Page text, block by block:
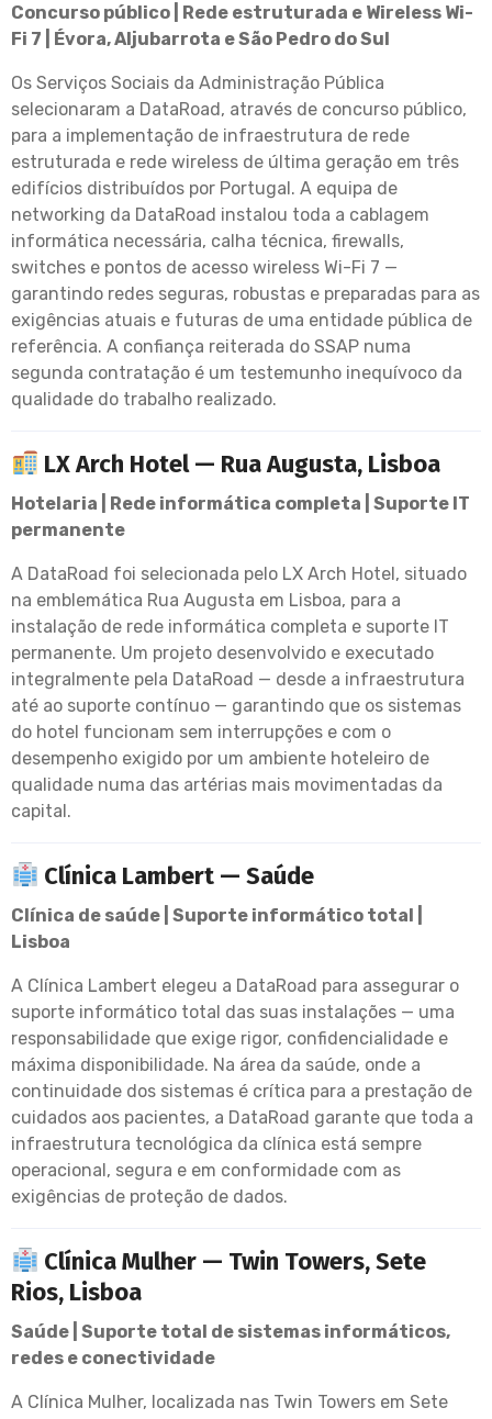
Concurso público | Rede estruturada e Wireless Wi-
Fi 7 | Évora, Aljubarrota e São Pedro do Sul
Os Serviços Sociais da Administração Pública
selecionaram a DataRoad, através de concurso público,
para a implementação de infraestrutura de rede
estruturada e rede wireless de última geração em três
edifícios distribuídos por Portugal. A equipa de
networking da DataRoad instalou toda a cablagem
informática necessária, calha técnica, firewalls,
switches e pontos de acesso wireless Wi-Fi 7 —
garantindo redes seguras, robustas e preparadas para as
exigências atuais e futuras de uma entidade pública de
referência. A confiança reiterada do SSAP numa
segunda contratação é um testemunho inequívoco da
qualidade do trabalho realizado.
LX Arch Hotel — Rua Augusta, Lisboa
Hotelaria | Rede informática completa | Suporte IT
permanente
A DataRoad foi selecionada pelo LX Arch Hotel, situado
na emblemática Rua Augusta em Lisboa, para a
instalação de rede informática completa e suporte IT
permanente. Um projeto desenvolvido e executado
integralmente pela DataRoad — desde a infraestrutura
até ao suporte contínuo — garantindo que os sistemas
do hotel funcionam sem interrupções e com o
desempenho exigido por um ambiente hoteleiro de
qualidade numa das artérias mais movimentadas da
capital.
Clínica Lambert — Saúde
Clínica de saúde | Suporte informático total |
Lisboa
A Clínica Lambert elegeu a DataRoad para assegurar o
suporte informático total das suas instalações — uma
responsabilidade que exige rigor, confidencialidade e
máxima disponibilidade. Na área da saúde, onde a
continuidade dos sistemas é crítica para a prestação de
cuidados aos pacientes, a DataRoad garante que toda a
infraestrutura tecnológica da clínica está sempre
operacional, segura e em conformidade com as
exigências de proteção de dados.
Clínica Mulher — Twin Towers, Sete
Rios, Lisboa
Saúde | Suporte total de sistemas informáticos,
redes e conectividade
A Clínica Mulher, localizada nas Twin Towers em Sete